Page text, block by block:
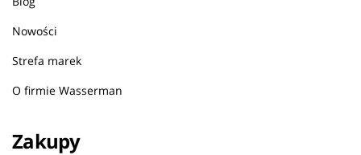
Nowości
Strefa marek
O firmie Wasserman
Zakupy